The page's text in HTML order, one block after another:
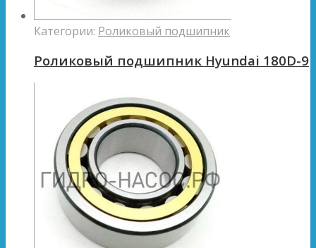
Категории: Роликовый подшипник
Роликовый подшипник Hyundai 180D-9